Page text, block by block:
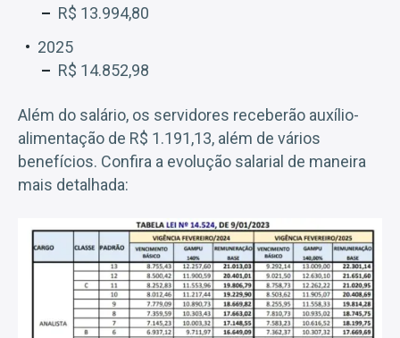
R$ 13.994,80
2025
R$ 14.852,98
Além do salário, os servidores receberão auxílio-
alimentação de R$ 1.191,13, além de vários
benefícios. Confira a evolução salarial de maneira
mais detalhada: